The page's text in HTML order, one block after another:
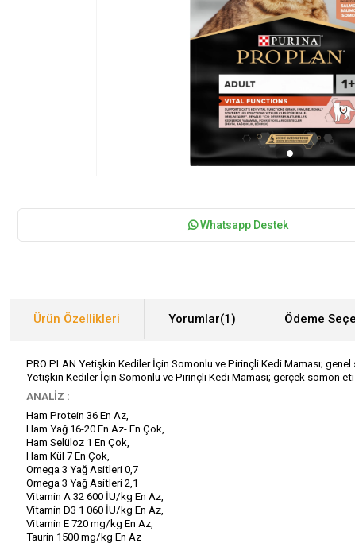
Whatsapp Destek
Ürün Özellikleri Yorumlar(1) Ödeme
PRO PLAN Yetişkin Kediler İçin Somonlu ve Pirinçli Kedi Maması; genel
Yetişkin Kediler İçin Somonlu ve Pirinçli Kedi Maması; gerçek somon
ANALİZ :
Ham Protein 36 En Az,
Ham Yağ 16-20 En Az- En Çok,
Ham Selüloz 1 En Çok,
Ham Kül 7 En Çok,
Omega 3 Yağ Asitleri 0,7
Omega 3 Yağ Asitleri 2,1
Vitamin A 32 600 İU/kg En Az,
Vitamin D3 1 060 İU/kg En Az,
Vitamin E 720 mg/kg En Az,
Taurin 1500 mg/kg En Az